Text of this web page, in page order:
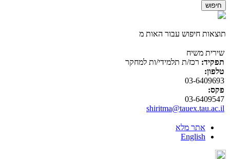
תוצאות חיפוש עבור האות מ
שירית משיח
תפקיד: רכז/ת תלמידי/ות למחקר
טלפון:
03-6409693
פקס:
03-6409547
shiritma@tauex.tau.ac.il
אתר מלא
English